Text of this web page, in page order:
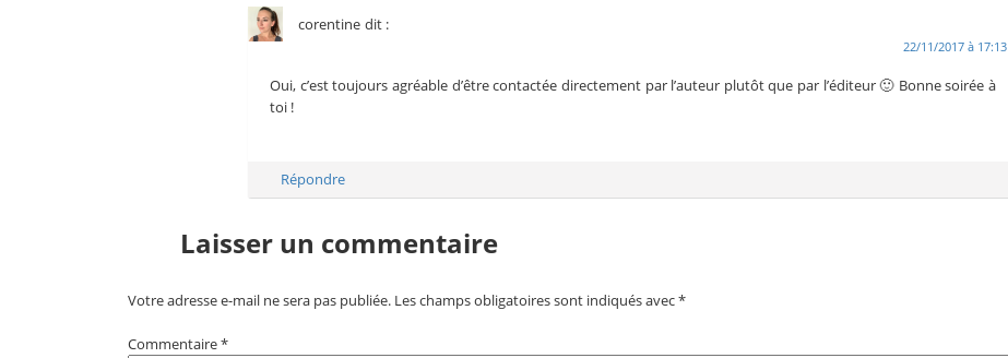
corentine dit :
22/11/2017 à 17:13
Oui, c’est toujours agréable d’être contactée directement par l’auteur plutôt que par l’éditeur 🙂 Bonne soirée à
toi !
Répondre
Laisser un commentaire
Votre adresse e-mail ne sera pas publiée. Les champs obligatoires sont indiqués avec*
Commentaire*